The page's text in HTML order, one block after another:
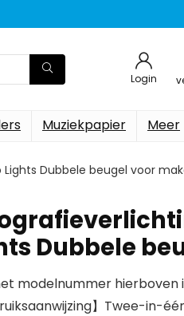
Login
Muziekpapier Meer
Lights Dubbele beugel voor
Dubbele
modelnummer
】Twee-in-